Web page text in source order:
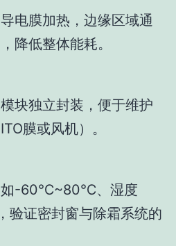
电膜加热，边缘区域通
降低整体能耗。
块独立封装，便于维护
膜或风机）。
如-60℃~80℃、湿度
验证密封窗与除霜系统的